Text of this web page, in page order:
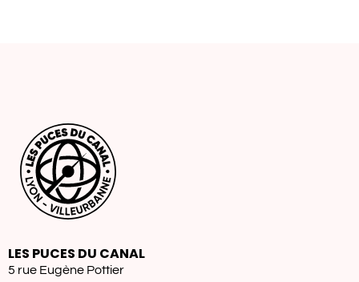
LES PUCES DU CANAL
5 rue Eugène Pottier